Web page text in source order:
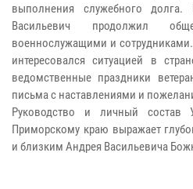
выполнения служебного
Васильевич продолжил
военнослужащими и
интересовался ситуацией в
ведомственные праздники
письма с наставлениями и
Руководство и личный состав
Приморскому краю выражает
и близким Андрея Васильевича